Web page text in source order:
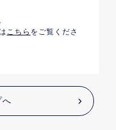
こちら をご覧くださ
へ